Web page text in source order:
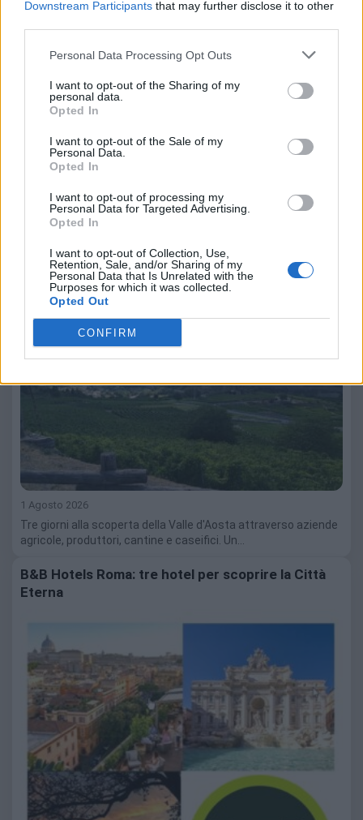
Downstream Participants that may further disclose it to other
Personal Data Processing Opt Outs
I want to opt-out of the Sharing of my
personal data.
Opted In
I want to opt-out of the Sale of my
Personal Data.
Opted In
I want to opt-out of processing my
Personal Data for Targeted Advertising.
Opted In
I want to opt-out of Collection, Use,
Retention, Sale, and/or Sharing of my
Personal Data that Is Unrelated with the
Purposes for which it was collected.
Opted Out
CONFIRM
7 Agosto 2026
Il 10 agosto la filosofia giapponese dell'omakase arriva sulla
Valle d’Aosta, viaggio tra Fontina DOP, vini e sapori
autentici. Parte 1: dal fondovalle ai vigneti eroici
1 Agosto 2026
Tre giorni alla scoperta della Valle d'Aosta attraverso aziende
agricole, produttori, cantine e caseifici. Un…
B&B Hotels Roma: tre hotel per scoprire la Città
Eterna